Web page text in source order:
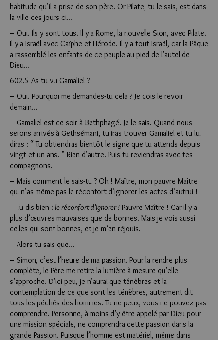
habitude qu’il a prise de son père. Or Pilate, tu le sais, est dans
la ville ces jours-ci…
– Oui. Ils y sont tous. Il y a Rome, la nouvelle Sion, avec Pilate.
Il y a Israël avec Caïphe et Hérode. Il y a tout Israël, car la Pâque
a rassemblé les enfants de ce peuple au pied de l’autel de
Dieu…
602.5 As-tu vu Gamaliel ?
– Oui. Pourquoi me demandes-tu cela ? Je dois le revoir
demain…
– Gamaliel est ce soir à Bethphagé. Je le sais. Quand nous
serons arrivés à Gethsémani, tu iras trouver Gamaliel et tu lui
diras : “ Tu obtiendras bientôt le signe que tu attends depuis
vingt-et-un ans. ” Rien d’autre. Puis tu reviendras avec tes
compagnons.
– Mais comment le sais-tu ? Oh ! Maître, mon pauvre Maître
qui n’as même pas le réconfort d’ignorer les actes d’autrui !
– Tu dis bien : le réconfort d’ignorer ! Pauvre Maître ! Car il y a
plus d’œuvres mauvaises que de bonnes. Mais je vois aussi
celles qui sont bonnes, et je m’en réjouis.
– Alors tu sais que…
– Simon, c’est l’heure de ma passion. Pour la rendre plus
complète, le Père me retire la lumière à mesure qu’elle
s’approche. D’ici peu, je n’aurai que ténèbres et la
contemplation de ce que sont les ténèbres, autrement dit
tous les péchés des hommes. Tu ne peux, vous ne pouvez pas
comprendre. Personne, à moins d’y être appelé par Dieu pour
une mission spéciale, ne comprendra cette passion dans la
grande Passion. Puisque l’homme est matériel, même dans